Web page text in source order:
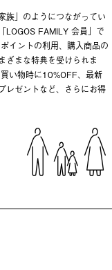
族」のようにつながってい
LOGOS FAMILY 会員」で
イントの利用、購入商品の
ざまな特典を受けられま
い物時に10%OFF、最新
レゼントなど、さらにお得